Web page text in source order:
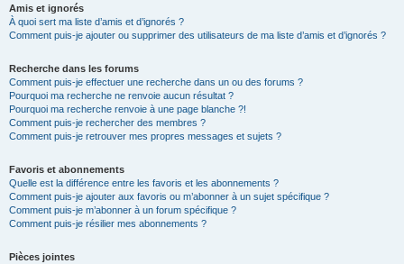
Amis et ignorés
À quoi sert ma liste d’amis et d’ignorés ?
Comment puis-je ajouter ou supprimer des utilisateurs de ma liste d’amis et d’ignorés ?
Recherche dans les forums
Comment puis-je effectuer une recherche dans un ou des forums ?
Pourquoi ma recherche ne renvoie aucun résultat ?
Pourquoi ma recherche renvoie à une page blanche ?!
Comment puis-je rechercher des membres ?
Comment puis-je retrouver mes propres messages et sujets ?
Favoris et abonnements
Quelle est la différence entre les favoris et les abonnements ?
Comment puis-je ajouter aux favoris ou m’abonner à un sujet spécifique ?
Comment puis-je m’abonner à un forum spécifique ?
Comment puis-je résilier mes abonnements ?
Pièces jointes